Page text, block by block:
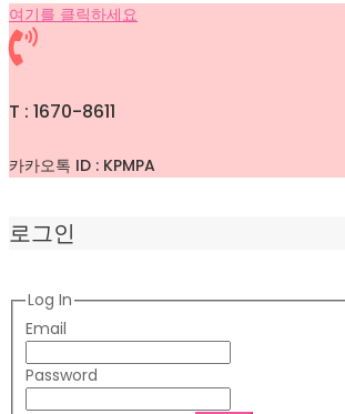
여기를 클릭하세요
T : 1670-8611
카카오톡 ID : KPMPA
로그인
Log In
Email
Password